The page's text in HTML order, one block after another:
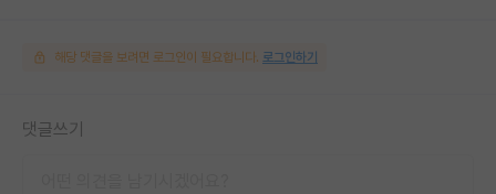
해당 댓글을 보려면 로그인이 필요합니다. 로그인하기
댓글쓰기